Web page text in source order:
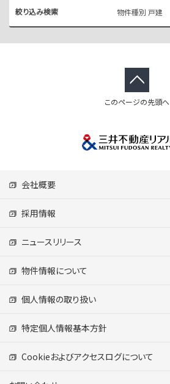
絞り込み検索 物件種別 戸建
このページの先頭へ
会社概要
採用情報
ニュースリリース
物件情報について
個人情報の取り扱い
特定個人情報基本方針
Cookieおよびアクセスログについて